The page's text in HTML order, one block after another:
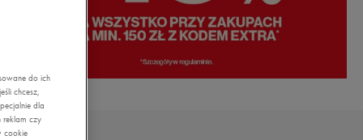
9-16 lat
do ich
chcesz,
dla
reklam czy
cookie